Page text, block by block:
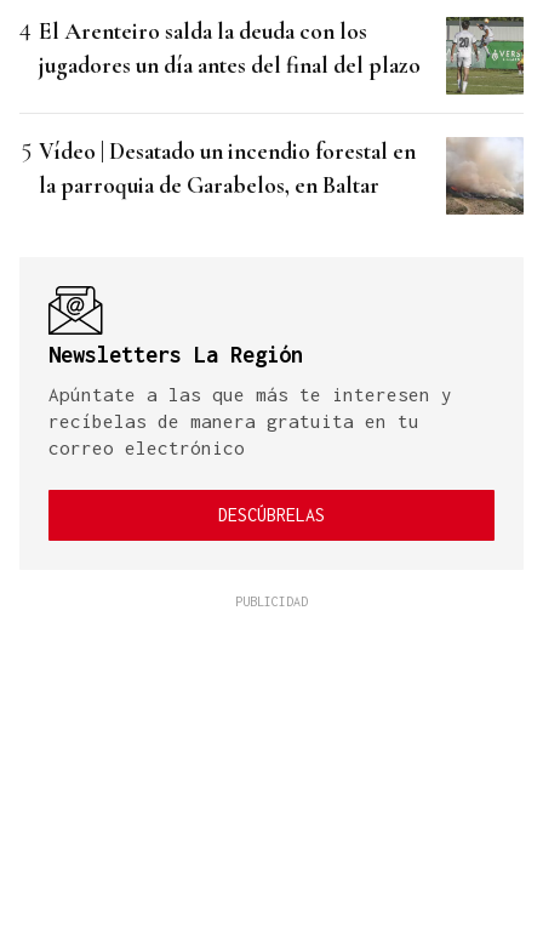
El Arenteiro salda la deuda con los
jugadores un día antes del final del plazo
Vídeo | Desatado un incendio forestal en
la parroquia de Garabelos, en Baltar
Newsletters La Región
Apúntate a las que más te interesen y
recíbelas de manera gratuita en tu
correo electrónico
DESCÚBRELAS